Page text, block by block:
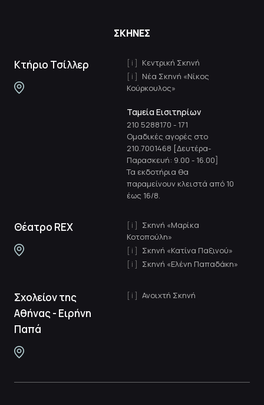
ΣΚΗΝΕΣ
Κτήριο Τσίλλερ
Κεντρική Σκηνή
Νέα Σκηνή «Νίκος
Κούρκουλος»
Ταμεία Εισιτηρίων
210 5288170 - 171
Ομαδικές αγορές στο
210.7001468 [Δευτέρα-
Παρασκευή: 9.00 - 16.00]
Τα εκδοτήρια θα
παραμείνουν κλειστά από 10
έως 16/8.
Θέατρο REX
Σκηνή «Μαρίκα
Κοτοπούλη»
Σκηνή «Κατίνα Παξινού»
Σκηνή «Ελένη Παπαδάκη»
Σχολείον της
Αθήνας - Ειρήνη
Παπά
Ανοιχτή Σκηνή